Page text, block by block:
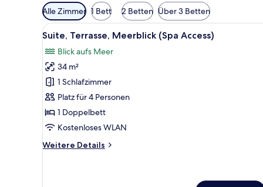
Verfügbare
Filter
für
Zimmer
Alle Zimmer 1 Bett 2 Betten Über 3 Betten
Alle
Fotos
für
Suite,
Terrasse,
Meerblick
(Spa
Access)
Ein modernes Schlafzimmer
8
Suite, Terrasse, Meerblick (Spa Access)
Blick aufs Meer
34 m²
1 Schlafzimmer
Platz für 4 Personen
1 Doppelbett
Kostenloses WLAN
Weitere Details
Weitere